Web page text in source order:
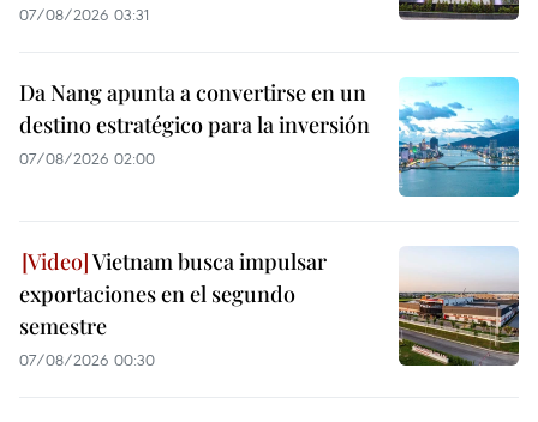
07/08/2026 03:31
Da Nang apunta a convertirse en un
destino estratégico para la inversión
07/08/2026 02:00
Vietnam busca impulsar
exportaciones en el segundo
semestre
07/08/2026 00:30